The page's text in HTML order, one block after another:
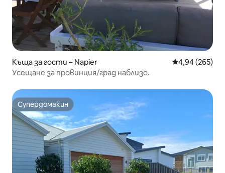
Къща за гости – Napier Средна
4,94 (265)
Усещане за провинция/град наблизо.
Супердомакин
Супердомакин